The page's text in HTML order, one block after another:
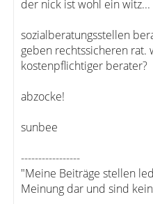
der nick ist wohl ein witz...
sozialberatungsstellen
geben rechtssicheren rat.
kostenpflichtiger berater?
abzocke!
sunbee
-----------------
"Meine Beiträge stellen
Meinung dar und sind